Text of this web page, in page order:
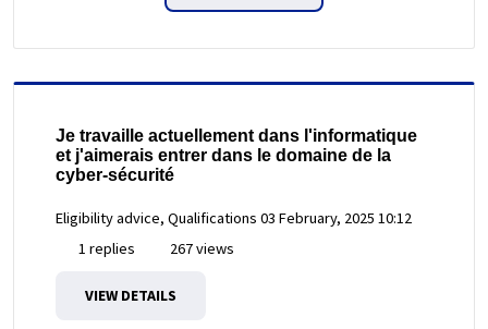
Je travaille actuellement dans l'informatique
et j'aimerais entrer dans le domaine de la
cyber-sécurité
Eligibility advice, Qualifications 03 February, 2025 10:12
1 replies
267 views
VIEW DETAILS